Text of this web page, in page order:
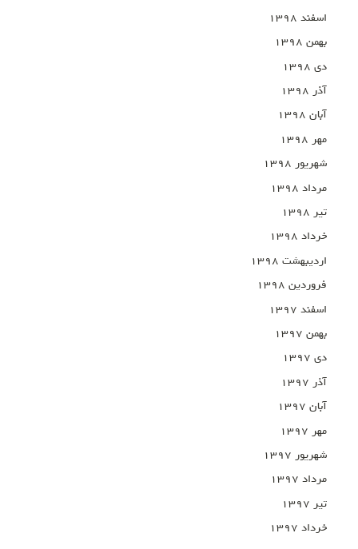
اسفند ۱۳۹۸
بهمن ۱۳۹۸
دی ۱۳۹۸
آذر ۱۳۹۸
آبان ۱۳۹۸
مهر ۱۳۹۸
شهریور ۱۳۹۸
مرداد ۱۳۹۸
تیر ۱۳۹۸
خرداد ۱۳۹۸
اردیبهشت ۱۳۹۸
فروردین ۱۳۹۸
اسفند ۱۳۹۷
بهمن ۱۳۹۷
دی ۱۳۹۷
آذر ۱۳۹۷
آبان ۱۳۹۷
مهر ۱۳۹۷
شهریور ۱۳۹۷
مرداد ۱۳۹۷
تیر ۱۳۹۷
خرداد ۱۳۹۷